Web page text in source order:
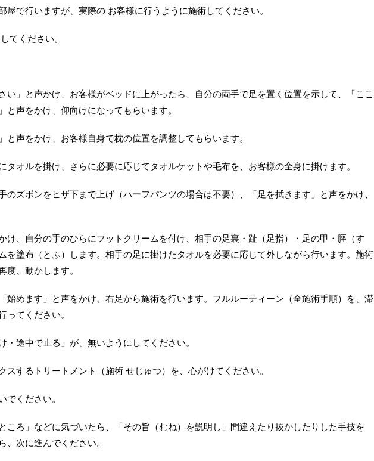
で行いますが、実際の お客様に行うように施術してください。
てください。
い」と声かけ、お客様がベッドに上がったら、自分の両手で足を置く位置を示して、「ここ
声をかけ、仰向けになってもらいます。
と声をかけ、お客様自身で枕の位置を調整してもらいます。
タオルを掛け、さらに必要に応じてタオルケットや毛布を、お客様の全身に掛けます。
のズボンをヒザ下まで上げ（ハーフパンツの場合は不要）、「足を拭きます」と声をかけ、
け、自分の手のひらにフットクリームを付け、相手の足裏・趾（足指）・足の甲・脛（す
を塗布（とふ）します。相手の足に掛けたタオルを必要に応じて外しながら行います。施術
度、動かします。
始めます」と声をかけ、右足から施術を行います。フルルーティーン（全施術手順）を、滞
ってください。
途中で止る」が、無いようにしてください。
するトリートメント（施術 せじゅつ）を、心がけてください。
でください。
ころ」などに気づいたら、「その旨（むね）を説明し」間違えたり抜かしたりした手技を
、次に進んでください。